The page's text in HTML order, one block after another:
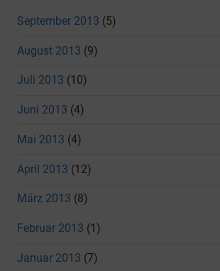
September 2013 (5)
August 2013 (9)
Juli 2013 (10)
Juni 2013 (4)
Mai 2013 (4)
April 2013 (12)
März 2013 (8)
Februar 2013 (1)
Januar 2013 (7)